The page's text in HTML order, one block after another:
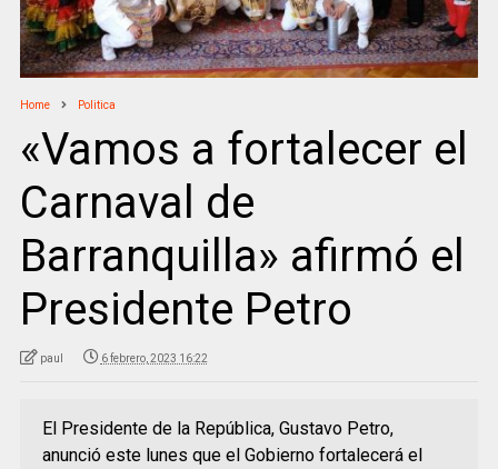
Home Politica
«Vamos a fortalecer el
Carnaval de
Barranquilla» afirmó el
Presidente Petro
paul 6 febrero, 2023 16:22
El Presidente de la República, Gustavo Petro,
anunció este lunes que el Gobierno fortalecerá el